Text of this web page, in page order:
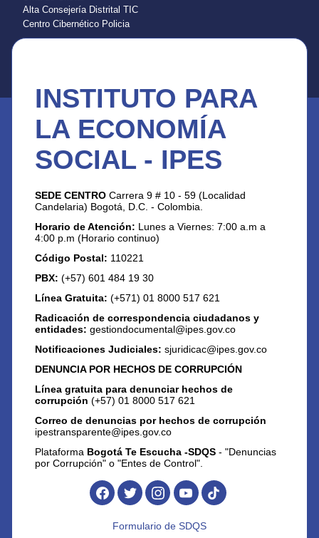
Alta Consejería Distrital TIC
Centro Cibernético Policia
INSTITUTO PARA
LA ECONOMÍA
SOCIAL - IPES
SEDE CENTRO Carrera 9 # 10 - 59 (Localidad
Candelaria) Bogotá, D.C. - Colombia.
Horario de Atención: Lunes a Viernes: 7:00 a.m a
4:00 p.m (Horario continuo)
Código Postal: 110221
PBX: (+57) 601 484 19 30
Línea Gratuita: (+571) 01 8000 517 621
Radicación de correspondencia ciudadanos y
entidades: gestiondocumental@ipes.gov.co
Notificaciones Judiciales: sjuridicac@ipes.gov.co
DENUNCIA POR HECHOS DE CORRUPCIÓN
Línea gratuita para denunciar hechos de
corrupción (+57) 01 8000 517 621
Correo de denuncias por hechos de corrupción
ipestransparente@ipes.gov.co
Plataforma Bogotá Te Escucha -SDQS - "Denuncias
por Corrupción" o "Entes de Control".
Formulario de SDQS